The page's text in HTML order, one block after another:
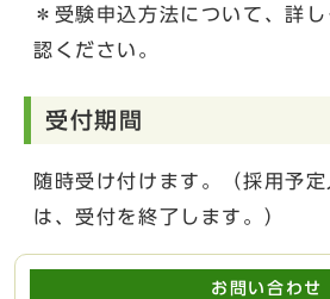
＊受験申込方法について、詳
認ください。
受付期間
随時受け付けます。（採用予
は、受付を終了します。）
お問い合わせ